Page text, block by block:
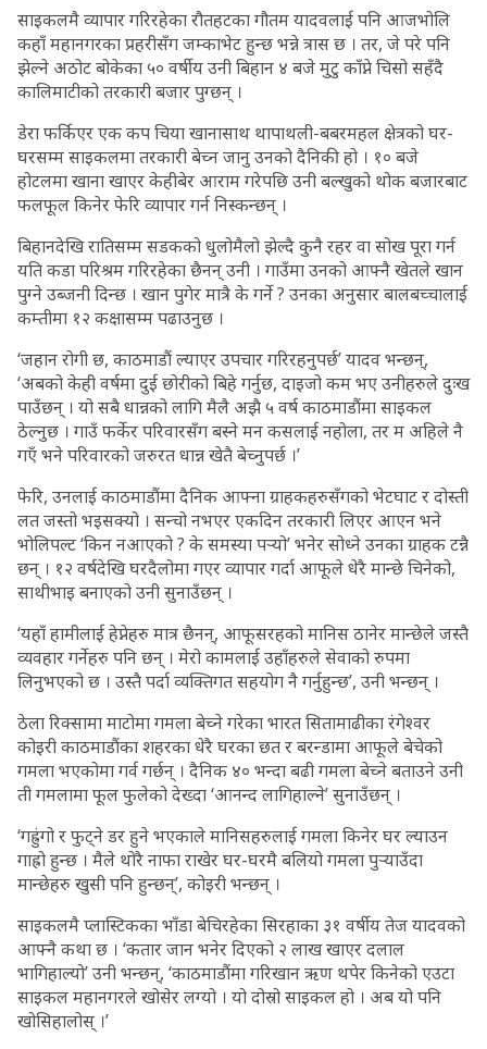
साइकलमै व्यापार गरिरहेका रौतहटका गौतम यादवलाई पनि आजभोलि
कहाँ महानगरका प्रहरीसँग जम्काभेट हुन्छ भन्ने त्रास छ । तर, जे परे पनि
झेल्ने अठोट बोकेका ५० वर्षीय उनी बिहान ४ बजे मुटु काँप्ने चिसो सहँदै
कालिमाटीको तरकारी बजार पुग्छन् ।
डेरा फर्किएर एक कप चिया खानासाथ थापाथली-बबरमहल क्षेत्रको घर-
घरसम्म साइकलमा तरकारी बेच्न जानु उनको दैनिकी हो । १० बजे
होटलमा खाना खाएर केहीबेर आराम गरेपछि उनी बल्खुको थोक बजारबाट
फलफूल किनेर फेरि व्यापार गर्न निस्कन्छन् ।
बिहानदेखि रातिसम्म सडकको धुलोमैलो झेल्दै कुनै रहर वा सोख पूरा गर्न
यति कडा परिश्रम गरिरहेका छैनन् उनी । गाउँमा उनको आफ्नै खेतले खान
पुग्ने उब्जनी दिन्छ । खान पुगेर मात्रै के गर्ने ? उनका अनुसार बालबच्चालाई
कम्तीमा १२ कक्षासम्म पढाउनुछ ।
‘जहान रोगी छ, काठमाडौं ल्याएर उपचार गरिरहनुपर्छ’ यादव भन्छन्,
‘अबको केही वर्षमा दुई छोरीको बिहे गर्नुछ, दाइजो कम भए उनीहरुले दुःख
पाउँछन् । यो सबै धान्नको लागि मैलै अझै ५ वर्ष काठमाडौंमा साइकल
ठेल्नुछ । गाउँ फर्केर परिवारसँग बस्ने मन कसलाई नहोला, तर म अहिले नै
गएँ भने परिवारको जरुरत धान्न खेतै बेच्नुपर्छ ।’
फेरि, उनलाई काठमाडौंमा दैनिक आफ्ना ग्राहकहरुसँगको भेटघाट र दोस्ती
लत जस्तो भइसक्यो । सन्चो नभएर एकदिन तरकारी लिएर आएन भने
भोलिपल्ट ‘किन नआएको ? के समस्या पर्‍यो’ भनेर सोध्ने उनका ग्राहक टन्नै
छन् । १२ वर्षदेखि घरदैलोमा गएर व्यापार गर्दा आफूले धेरै मान्छे चिनेको,
साथीभाइ बनाएको उनी सुनाउँछन् ।
‘यहाँ हामीलाई हेप्नेहरु मात्र छैनन्, आफूसरहको मानिस ठानेर मान्छेले जस्तै
व्यवहार गर्नेहरु पनि छन् । मेरो कामलाई उहाँहरुले सेवाको रुपमा
लिनुभएको छ । उस्तै पर्दा व्यक्तिगत सहयोग नै गर्नुहुन्छ’, उनी भन्छन् ।
ठेला रिक्सामा माटोमा गमला बेच्ने गरेका भारत सितामाढीका रंगेश्वर
कोइरी काठमाडौंका शहरका धेरै घरका छत र बरन्डामा आफूले बेचेको
गमला भएकोमा गर्व गर्छन् । दैनिक ४० भन्दा बढी गमला बेच्ने बताउने उनी
ती गमलामा फूल फुलेको देख्दा ‘आनन्द लागिहाल्ने’ सुनाउँछन् ।
‘गह्रुंगो र फुट्ने डर हुने भएकाले मानिसहरुलाई गमला किनेर घर ल्याउन
गाह्रो हुन्छ । मैले थोरै नाफा राखेर घर-घरमै बलियो गमला पुर्‍याउँदा
मान्छेहरु खुसी पनि हुन्छन्’, कोइरी भन्छन् ।
साइकलमै प्लास्टिकका भाँडा बेचिरहेका सिरहाका ३१ वर्षीय तेज यादवको
आफ्नै कथा छ । ‘कतार जान भनेर दिएको २ लाख खाएर दलाल
भागिहाल्यो’ उनी भन्छन्, ‘काठमाडौंमा गरिखान ऋण थपेर किनेको एउटा
साइकल महानगरले खोसेर लग्यो । यो दोस्रो साइकल हो । अब यो पनि
खोसिहालोस् ।’